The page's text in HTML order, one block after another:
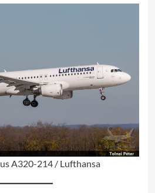
A320-214 / Lufthansa